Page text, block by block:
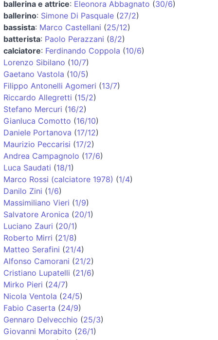
ballerina e attrice: Eleonora Abbagnato (30/6)
ballerino: Simone Di Pasquale (27/2)
bassista: Marco Castellani (25/12)
batterista: Paolo Perazzani (8/2)
calciatore: Ferdinando Coppola (10/6)
Lorenzo Sibilano (10/7)
Gaetano Vastola (10/5)
Filippo Antonelli Agomeri (13/7)
Riccardo Allegretti (15/2)
Stefano Mercuri (16/2)
Gianluca Comotto (16/10)
Daniele Portanova (17/12)
Maurizio Peccarisi (17/2)
Andrea Campagnolo (17/6)
Luca Saudati (18/1)
Marco Rossi (calciatore 1978) (1/4)
Danilo Zini (1/6)
Massimiliano Vieri (1/9)
Salvatore Aronica (20/1)
Luciano Zauri (20/1)
Roberto Mirri (21/8)
Matteo Serafini (21/4)
Alfonso Camorani (21/2)
Cristiano Lupatelli (21/6)
Mirko Pieri (24/7)
Nicola Ventola (24/5)
Fabio Caserta (24/9)
Gennaro Delvecchio (25/3)
Giovanni Morabito (26/1)